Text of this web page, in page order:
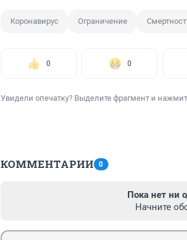
Коронавирус Ограничение
0 0
Увидели опечатку? Выделите фрагмент и
КОММЕНТАРИИ 0
Пока нет ни
Начните